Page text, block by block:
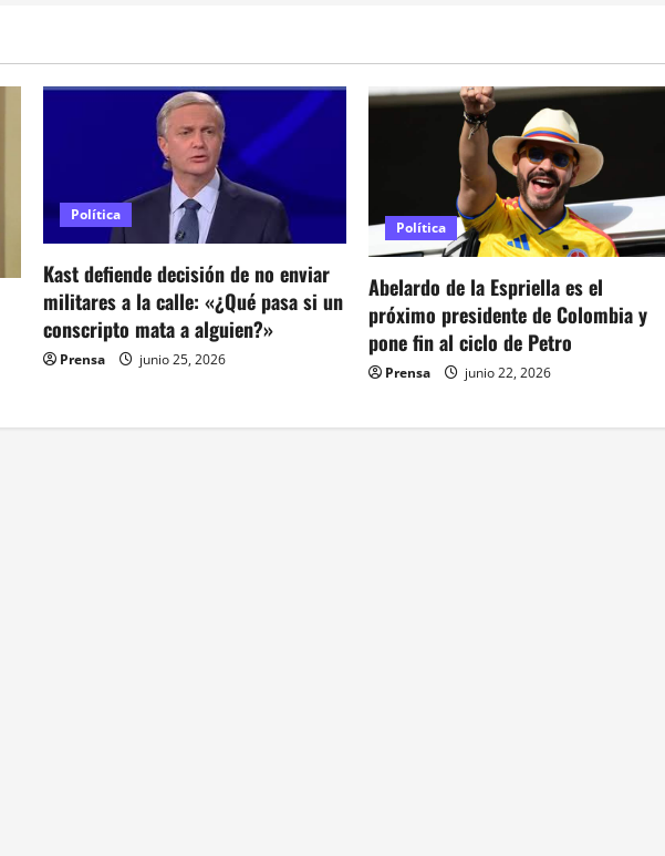
Política
Kast defiende decisión de no enviar
militares a la calle: «¿Qué pasa si un
conscripto mata a alguien?»
Prensa junio 25, 2026
Política
Abelardo de la Espriella es el
próximo presidente de Colombia y
pone fin al ciclo de Petro
Prensa junio 22, 2026